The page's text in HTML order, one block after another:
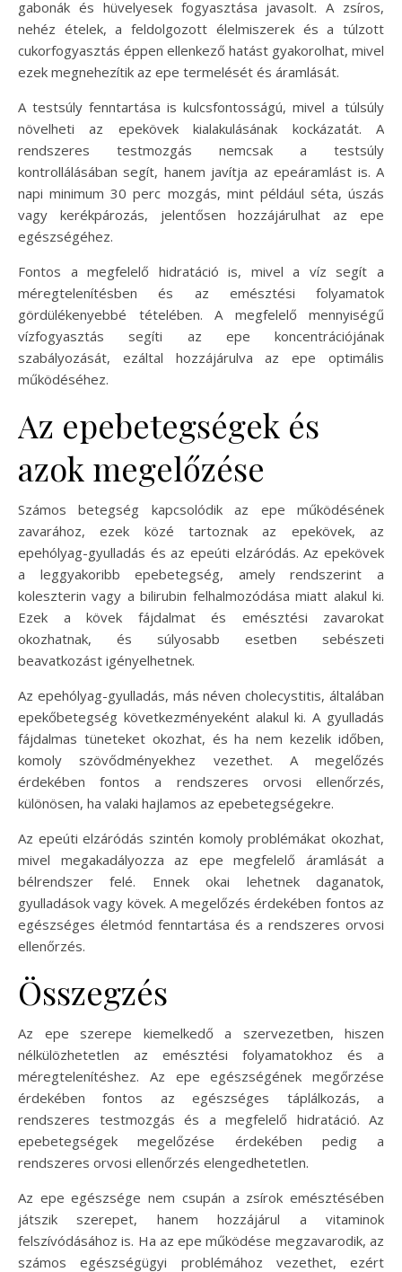
gabonák és hüvelyesek fogyasztása javasolt. A zsíros,
nehéz ételek, a feldolgozott élelmiszerek és a túlzott
cukorfogyasztás éppen ellenkező hatást gyakorolhat, mivel
ezek megnehezítik az epe termelését és áramlását.
A testsúly fenntartása is kulcsfontosságú, mivel a túlsúly
növelheti az epekövek kialakulásának kockázatát. A
rendszeres testmozgás nemcsak a testsúly
kontrollálásában segít, hanem javítja az epeáramlást is. A
napi minimum 30 perc mozgás, mint például séta, úszás
vagy kerékpározás, jelentősen hozzájárulhat az epe
egészségéhez.
Fontos a megfelelő hidratáció is, mivel a víz segít a
méregtelenítésben és az emésztési folyamatok
gördülékenyebbé tételében. A megfelelő mennyiségű
vízfogyasztás segíti az epe koncentrációjának
szabályozását, ezáltal hozzájárulva az epe optimális
működéséhez.
Az epebetegségek és
azok megelőzése
Számos betegség kapcsolódik az epe működésének
zavarához, ezek közé tartoznak az epekövek, az
epehólyag-gyulladás és az epeúti elzáródás. Az epekövek
a leggyakoribb epebetegség, amely rendszerint a
koleszterin vagy a bilirubin felhalmozódása miatt alakul ki.
Ezek a kövek fájdalmat és emésztési zavarokat
okozhatnak, és súlyosabb esetben sebészeti
beavatkozást igényelhetnek.
Az epehólyag-gyulladás, más néven cholecystitis, általában
epekőbetegség következményeként alakul ki. A gyulladás
fájdalmas tüneteket okozhat, és ha nem kezelik időben,
komoly szövődményekhez vezethet. A megelőzés
érdekében fontos a rendszeres orvosi ellenőrzés,
különösen, ha valaki hajlamos az epebetegségekre.
Az epeúti elzáródás szintén komoly problémákat okozhat,
mivel megakadályozza az epe megfelelő áramlását a
bélrendszer felé. Ennek okai lehetnek daganatok,
gyulladások vagy kövek. A megelőzés érdekében fontos az
egészséges életmód fenntartása és a rendszeres orvosi
ellenőrzés.
Összegzés
Az epe szerepe kiemelkedő a szervezetben, hiszen
nélkülözhetetlen az emésztési folyamatokhoz és a
méregtelenítéshez. Az epe egészségének megőrzése
érdekében fontos az egészséges táplálkozás, a
rendszeres testmozgás és a megfelelő hidratáció. Az
epebetegségek megelőzése érdekében pedig a
rendszeres orvosi ellenőrzés elengedhetetlen.
Az epe egészsége nem csupán a zsírok emésztésében
játszik szerepet, hanem hozzájárul a vitaminok
felszívódásához is. Ha az epe működése megzavarodik, az
számos egészségügyi problémához vezethet, ezért